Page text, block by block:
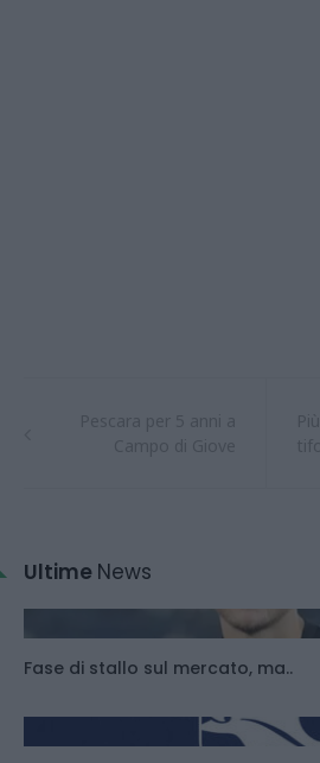
Ultime News
Fase di stallo sul mercato, ma..